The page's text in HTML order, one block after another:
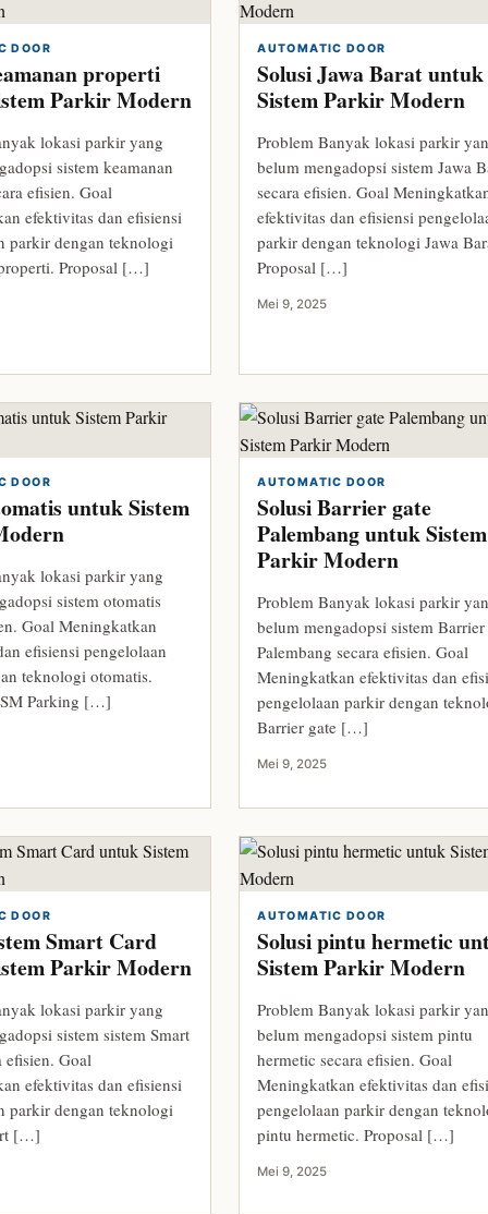
DOOR
properti
Parkir Modern
lokasi parkir yang
sistem keamanan
efisien. Goal
efektivitas dan efisiensi
parkir dengan teknologi
Proposal […]
AUTOMATIC DOOR
Solusi Jawa Barat untuk
Sistem Parkir Modern
Problem Banyak lokasi parkir
belum mengadopsi sistem Jawa
secara efisien. Goal
efektivitas dan efisiensi
parkir dengan teknologi Jawa
Proposal […]
Mei 9, 2025
DOOR
untuk Sistem
lokasi parkir yang
sistem otomatis
Goal Meningkatkan
efisiensi pengelolaan
teknologi otomatis.
Parking […]
AUTOMATIC DOOR
Solusi Barrier gate
Palembang untuk Sistem
Parkir Modern
Problem Banyak lokasi parkir
belum mengadopsi sistem
Palembang secara efisien. Goal
Meningkatkan efektivitas dan
pengelolaan parkir dengan
Barrier gate […]
Mei 9, 2025
DOOR
Smart Card
Parkir Modern
lokasi parkir yang
sistem sistem Smart
efisien. Goal
efektivitas dan efisiensi
parkir dengan teknologi
[…]
AUTOMATIC DOOR
Solusi pintu hermetic
Sistem Parkir Modern
Problem Banyak lokasi parkir
belum mengadopsi sistem pintu
hermetic secara efisien. Goal
Meningkatkan efektivitas dan
pengelolaan parkir dengan
pintu hermetic. Proposal […]
Mei 9, 2025